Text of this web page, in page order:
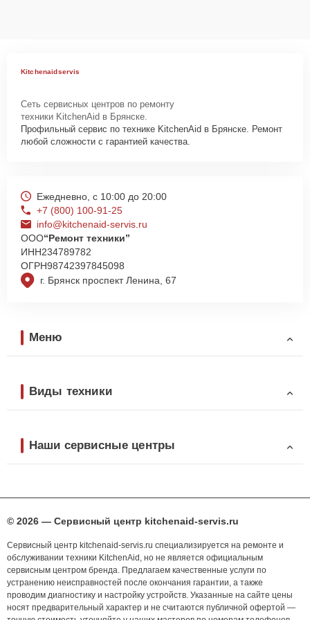
Для запуска процесса ремонта духового шкафа KitchenAid
специалисты оперативно проконсультируют по всем необходимым
вопросам, запишут на диагностику, подскажут с вариантами
курьерской доставки или оформят выезд мастера в удобное время
и место.
Kitchenaidservis
Сеть сервисных центров по ремонту
техники KitchenAid в Брянске.
Профильный сервис по технике KitchenAid в Брянске. Ремонт
любой сложности с гарантией качества.
г. Брянск проспект Ленина, 67
Ежедневно, с 10:00 до 20:00
+7 (800) 100-91-25
info@kitchenaid-servis.ru
ООО“Ремонт техники”
ИНН234789782
ОГРН98742397845098
Меню
Виды техники
Наши сервисные центры
© 2026 — Сервисный центр kitchenaid-servis.ru
Сервисный центр kitchenaid-servis.ru специализируется на ремонте и
обслуживании техники KitchenAid, но не является официальным
сервисным центром бренда. Предлагаем качественные услуги по
устранению неисправностей после окончания гарантии, а также
проводим диагностику и настройку устройств. Указанные на сайте цены
носят предварительный характер и не считаются публичной офертой —